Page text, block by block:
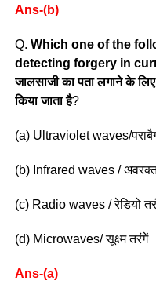
Ans-(b)
Q. Which one of the
detecting forgery in
जालसाजी का पता लगाने के
किया जाता है?
(a) Ultraviolet waves/
(b) Infrared waves /
(c) Radio waves / रेडियो
(d) Microwaves/ सूक्ष्म तरंगें
Ans-(a)